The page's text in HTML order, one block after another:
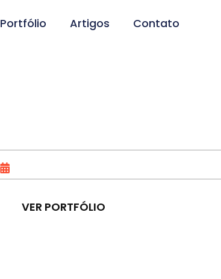
Portfólio Artigos Contato
VER PORTFÓLIO